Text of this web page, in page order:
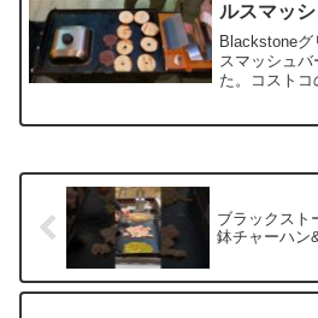
ルスマッシ
Blackstoneグ
スマッシュ
た。コストコ
ブラックスト
鉢チャーハン